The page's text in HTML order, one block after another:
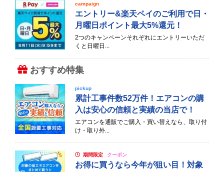
campaign
エントリー&楽天ペイのご利用で日・
月曜日ポイント最大5%還元！
2つのキャンペーンそれぞれにエントリーいただ
くと日曜日...
おすすめ特集
pickup
累計工事件数52万件！エアコンの購
入は安心の信頼と実績の当店で！
エアコンを通販でご購入・買い替えなら、取り付
け・取り外...
期間限定 クーポン
お得に買うなら今年が狙い目！対象